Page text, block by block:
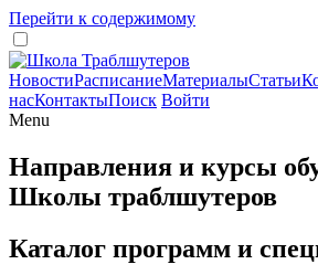
Перейти к содержимому
НовостиРасписаниеМатериалыСтатьи
насКонтактыПоиск Войти
Menu
Направления и курсы
Школы траблшутеров
Каталог программ и